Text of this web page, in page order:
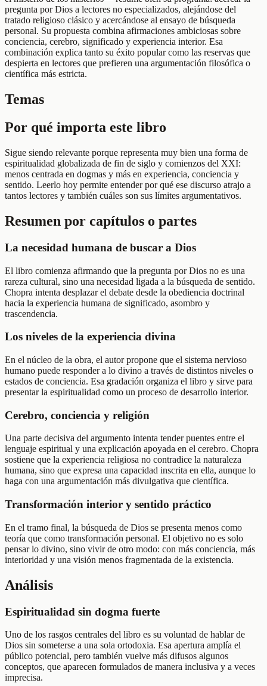
pregunta por Dios a lectores no especializados, alejándose del
tratado religioso clásico y acercándose al ensayo de búsqueda
personal. Su propuesta combina afirmaciones ambiciosas sobre
conciencia, cerebro, significado y experiencia interior. Esa
combinación explica tanto su éxito popular como las reservas que
despierta en lectores que prefieren una argumentación filosófica o
científica más estricta.
Temas
Por qué importa este libro
Sigue siendo relevante porque representa muy bien una forma de
espiritualidad globalizada de fin de siglo y comienzos del XXI:
menos centrada en dogmas y más en experiencia, conciencia y
sentido. Leerlo hoy permite entender por qué ese discurso atrajo a
tantos lectores y también cuáles son sus límites argumentativos.
Resumen por capítulos o partes
La necesidad humana de buscar a Dios
El libro comienza afirmando que la pregunta por Dios no es una
rareza cultural, sino una necesidad ligada a la búsqueda de sentido.
Chopra intenta desplazar el debate desde la obediencia doctrinal
hacia la experiencia humana de significado, asombro y
trascendencia.
Los niveles de la experiencia divina
En el núcleo de la obra, el autor propone que el sistema nervioso
humano puede responder a lo divino a través de distintos niveles o
estados de conciencia. Esa gradación organiza el libro y sirve para
presentar la espiritualidad como un proceso de desarrollo interior.
Cerebro, conciencia y religión
Una parte decisiva del argumento intenta tender puentes entre el
lenguaje espiritual y una explicación apoyada en el cerebro. Chopra
sostiene que la experiencia religiosa no contradice la naturaleza
humana, sino que expresa una capacidad inscrita en ella, aunque lo
haga con una argumentación más divulgativa que científica.
Transformación interior y sentido práctico
En el tramo final, la búsqueda de Dios se presenta menos como
teoría que como transformación personal. El objetivo no es solo
pensar lo divino, sino vivir de otro modo: con más conciencia, más
interioridad y una visión menos fragmentada de la existencia.
Análisis
Espiritualidad sin dogma fuerte
Uno de los rasgos centrales del libro es su voluntad de hablar de
Dios sin someterse a una sola ortodoxia. Esa apertura amplía el
público potencial, pero también vuelve más difusos algunos
conceptos, que aparecen formulados de manera inclusiva y a veces
imprecisa.